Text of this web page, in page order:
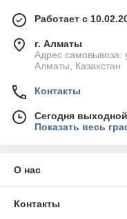
Работает с
г. Алматы
Адрес самовывоза:
Алматы, Казахстан
Контакты
Сегодня выходной
Показать весь
О нас
Контакты